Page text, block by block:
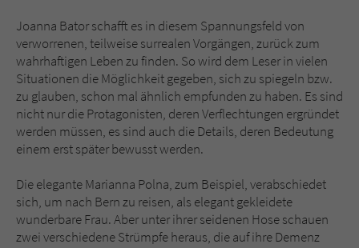
Joanna Bator schafft es in diesem Spannungsfeld von
verworrenen, teilweise surrealen Vorgängen, zurück zum
wahrhaftigen Leben zu finden. So wird dem Leser in vielen
Situationen die Möglichkeit gegeben, sich zu spiegeln bzw.
zu glauben, schon mal ähnlich empfunden zu haben. Es sind
nicht nur die Protagonisten, deren Verflechtungen ergründet
werden müssen, es sind auch die Details, deren Bedeutung
einem erst später bewusst werden.
Die elegante Marianna Polna, zum Beispiel, verabschiedet
sich, um nach Bern zu reisen, als elegant gekleidete
wunderbare Frau. Aber unter ihrer seidenen Hose schauen
zwei verschiedene Strümpfe heraus, die auf ihre Demenz